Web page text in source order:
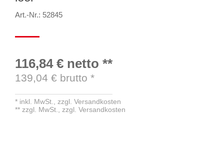
Art.-Nr.: 52845
116,84 € netto **
139,04 € brutto *
* inkl. MwSt., zzgl. Versandkosten
** zzgl. MwSt., zzgl. Versandkosten